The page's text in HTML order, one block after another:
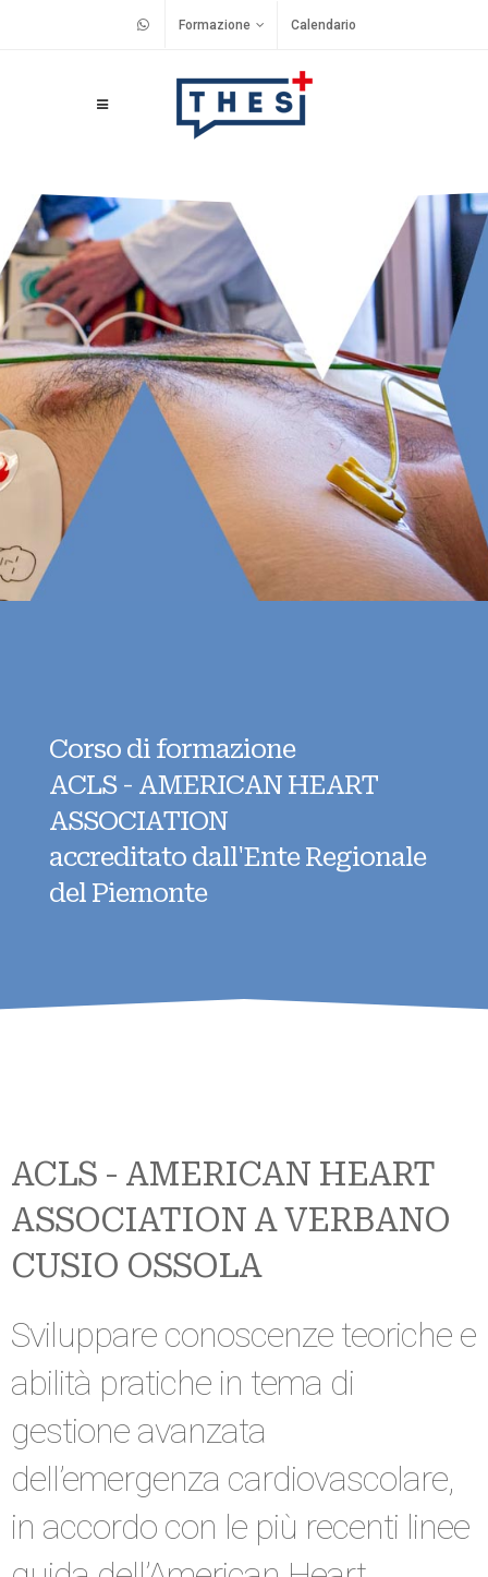
Formazione Calendario
Corso di formazione
ACLS - AMERICAN HEART
ASSOCIATION
accreditato dall'Ente Regionale
del Piemonte
ACLS - AMERICAN HEART
ASSOCIATION A VERBANO
CUSIO OSSOLA
Sviluppare conoscenze teoriche e
abilità pratiche in tema di
gestione avanzata
dell’emergenza cardiovascolare,
in accordo con le più recenti linee